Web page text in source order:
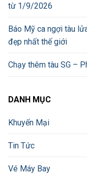
từ 1/9/2026
Báo Mỹ ca ngợi tàu
đẹp nhất thế giới
Chạy thêm tàu SG –
DANH MỤC
Khuyến Mại
Tin Tức
Vé Máy Bay